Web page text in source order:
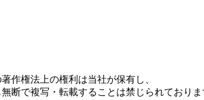
作権法上の権利は当社が保有し、
断で複写・転載することは禁じられておりま